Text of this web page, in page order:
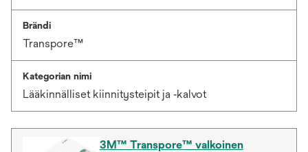
Brändi
Transpore™
Kategorian nimi
Lääkinnälliset kiinnitysteipit ja ‑kalvot
3M™ Transpore™ valkoinen